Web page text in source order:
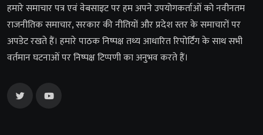
हमारे समाचार पत्र एवं वेबसाइट पर हम अपने उपयोगकर्ताओं को नवीनतम
राजनीतिक समाचार, सरकार की नीतियों और प्रदेश स्तर के समाचारों पर
अपडेट रखते हैं। हमारे पाठक निष्पक्ष तथ्य आधारित रिपोर्टिंग के साथ सभी
वर्तमान घटनाओं पर निष्पक्ष टिप्पणी का अनुभव करते हैं।